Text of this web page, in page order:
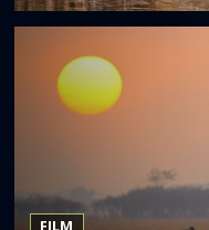
FILM